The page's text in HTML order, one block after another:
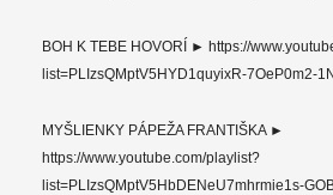
BOH K TEBE HOVORÍ ► https://
list=PLIzsQMptV5HYD1quyixR-7OeP0m2-
MYŠLIENKY PÁPEŽA FRANTIŠKA ►
https://www.youtube.com/playlist?
list=PLIzsQMptV5HbDENeU7mhrmie1s-